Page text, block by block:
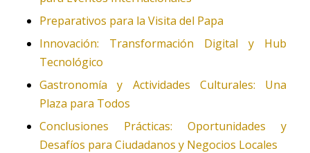
Preparativos para la Visita del Papa
Innovación: Transformación Digital y Hub
Tecnológico
Gastronomía y Actividades Culturales: Una
Plaza para Todos
Conclusiones Prácticas: Oportunidades y
Desafíos para Ciudadanos y Negocios Locales